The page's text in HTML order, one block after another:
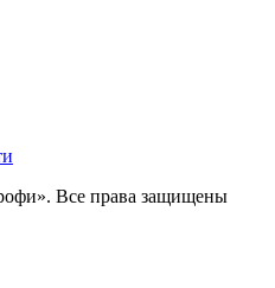
Все права защищены